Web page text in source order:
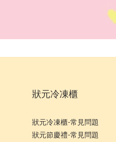
狀元冷凍櫃
狀元冷凍櫃-常見問題
狀元節慶禮-常見問題